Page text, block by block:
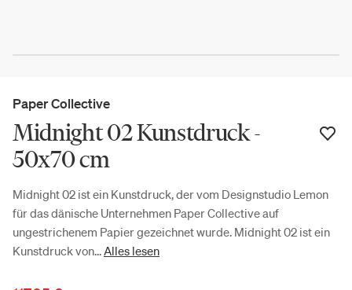
Paper Collective
Midnight 02 Kunstdruck -
50x70 cm
Midnight 02 ist ein Kunstdruck, der vom Designstudio Lemon
für das dänische Unternehmen Paper Collective auf
ungestrichenem Papier gezeichnet wurde. Midnight 02 ist ein
Kunstdruck von...Alles lesen